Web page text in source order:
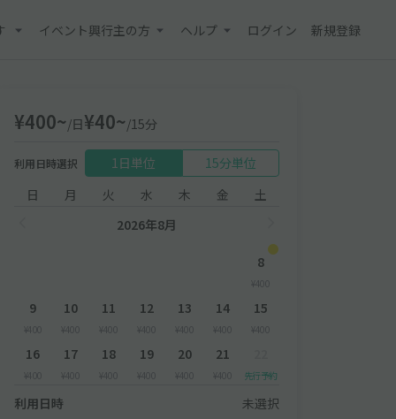
イベント興行主の方 ヘルプ ログイン 新規登録
¥400~/日¥40~/15分
利用日時選択 1日単位
15分単位
日
月 火 水 木 金
土
2026年8月
8
¥400
9
¥400
10
¥400
11
¥400
12
¥400
13
¥400
14
¥400
15
¥400
16
¥400
17
¥400
18
¥400
19
¥400
20
¥400
21
¥400 先行予約
利用日時
未選択